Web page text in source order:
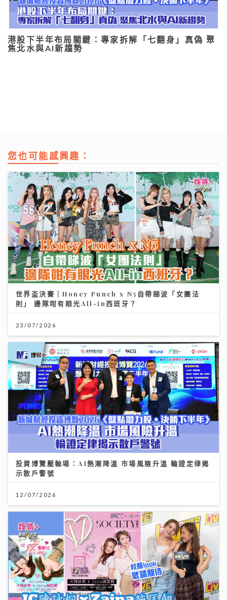
港股下半年布局關鍵：專家拆解「七翻身」真偽 聚
焦北水與AI新趨勢
您也可能感興趣：
世界盃決賽｜Honey Punch x N5自帶睇波「女團法
則」 邊隊咁有眼光All-in西班牙？
23/07/2026
投資博覽壓軸場：AI熱潮降溫 市場風險升溫 輪證定律揭
示散戶警號
12/07/2026